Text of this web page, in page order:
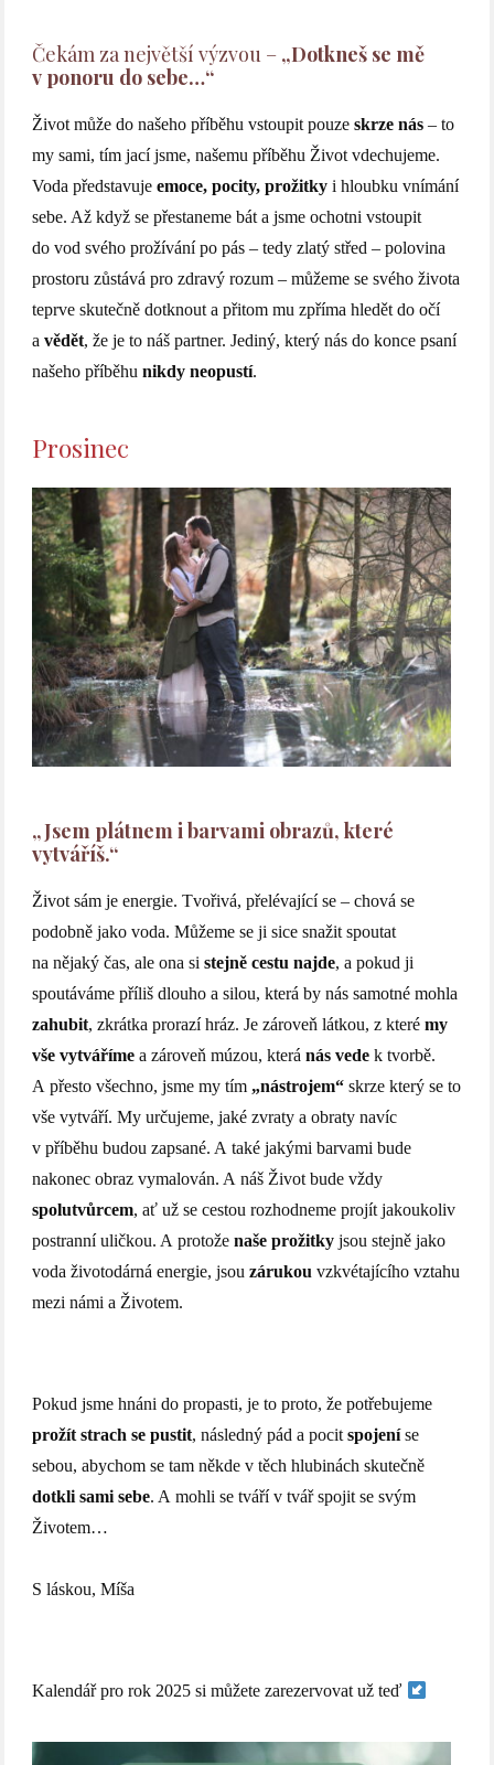
Čekám za největší výzvou – „Dotkneš se mě
v ponoru do sebe…“
Život může do našeho příběhu vstoupit pouze skrze nás – to
my sami, tím jací jsme, našemu příběhu Život vdechujeme.
Voda představujeemoce, pocity, prožitky i hloubku vnímání
sebe. Až když se přestaneme bát a jsme ochotni vstoupit
do vod svého prožívání po pás – tedy zlatý střed – polovina
prostoru zůstává pro zdravý rozum – můžeme se svého života
teprve skutečně dotknout a přitom mu zpříma hledět do očí
avědět, že je to náš partner. Jediný, který nás do konce psaní
našeho příběhunikdy neopustí.
Prosinec
„Jsem plátnem i barvami obrazů, které
vytváříš.“
Život sám je energie. Tvořivá, přelévající se – chová se
podobně jako voda. Můžeme se ji sice snažit spoutat
na nějaký čas, ale ona sistejně cestu najde, a pokud ji
spoutáváme příliš dlouho a silou, která by nás samotné mohla
zahubit, zkrátka prorazí hráz. Je zároveň látkou, z kterémy
vše vytváříme a zároveň múzou, kteránás vede k tvorbě.
A přesto všechno, jsme my tím „nástrojem“ skrze který se to
vše vytváří. My určujeme, jaké zvraty a obraty navíc
v příběhu budou zapsané. A také jakými barvami bude
nakonec obraz vymalován. A náš Život bude vždy
spolutvůrcem, ať už se cestou rozhodneme projít jakoukoliv
postranní uličkou. A protoženaše prožitky jsou stejně jako
voda životodárná energie, jsouzárukou vzkvétajícího vztahu
mezi námi a Životem.
Pokud jsme hnáni do propasti, je to proto, že potřebujeme
prožít strach se pustit, následný pád a pocitspojeníse
sebou, abychom se tam někde v těch hlubinách skutečně
dotkli sami sebe. A mohli se tváří v tvář spojit se svým
Životem…
S láskou, Míša
Kalendář pro rok 2025 si můžete zarezervovat už teď